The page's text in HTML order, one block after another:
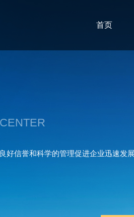
首页
好信誉和科学的管理促进企业迅速发展